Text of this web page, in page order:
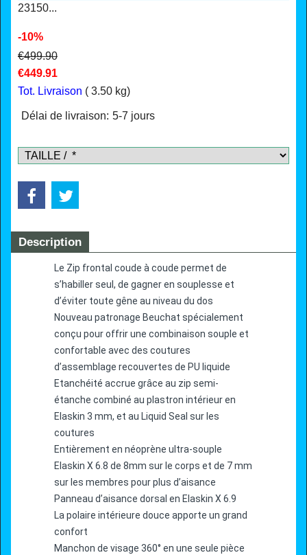
23150...
-10%
€499.90
€449.91
Tot. Livraison
3.50 kg
Délai de livraison: 5-7 jours
Description
Le Zip frontal coude à coude permet de
s’habiller seul, de gagner en souplesse et
d’éviter toute gêne au niveau du dos
Nouveau patronage Beuchat spécialement
conçu pour offrir une combinaison souple et
confortable avec des coutures
d’assemblage recouvertes de PU liquide
Etanchéité accrue grâce au zip semi-
étanche combiné au plastron intérieur en
Elaskin 3 mm, et au Liquid Seal sur les
coutures
Entièrement en néoprène ultra-souple
Elaskin X 6.8 de 8mm sur le corps et de 7 mm
sur les membres pour plus d’aisance
Panneau d’aisance dorsal en Elaskin X 6.9
La polaire intérieure douce apporte un grand
confort
Manchon de visage 360° en une seule pièce